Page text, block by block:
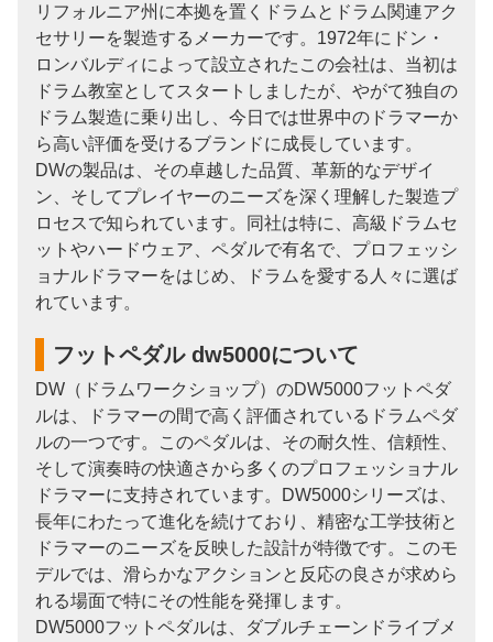
リフォルニア州に本拠を置くドラムとドラム関連アク
セサリーを製造するメーカーです。1972年にドン・
ロンバルディによって設立されたこの会社は、当初は
ドラム教室としてスタートしましたが、やがて独自の
ドラム製造に乗り出し、今日では世界中のドラマーか
ら高い評価を受けるブランドに成長しています。
DWの製品は、その卓越した品質、革新的なデザイ
ン、そしてプレイヤーのニーズを深く理解した製造プ
ロセスで知られています。同社は特に、高級ドラムセ
ットやハードウェア、ペダルで有名で、プロフェッシ
ョナルドラマーをはじめ、ドラムを愛する人々に選ば
れています。
フットペダル dw5000について
DW（ドラムワークショップ）のDW5000フットペダ
ルは、ドラマーの間で高く評価されているドラムペダ
ルの一つです。このペダルは、その耐久性、信頼性、
そして演奏時の快適さから多くのプロフェッショナル
ドラマーに支持されています。DW5000シリーズは、
長年にわたって進化を続けており、精密な工学技術と
ドラマーのニーズを反映した設計が特徴です。このモ
デルでは、滑らかなアクションと反応の良さが求めら
れる場面で特にその性能を発揮します。
DW5000フットペダルは、ダブルチェーンドライブメ